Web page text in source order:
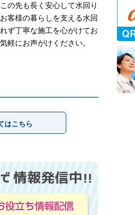
の先も長く安心して水回り
客様の暮らしを支える水回
ず丁寧な施工を心がけてお
軽にお声がけください。
はこちら